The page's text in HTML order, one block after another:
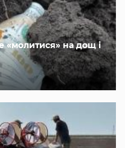
«молитися» на дощ і